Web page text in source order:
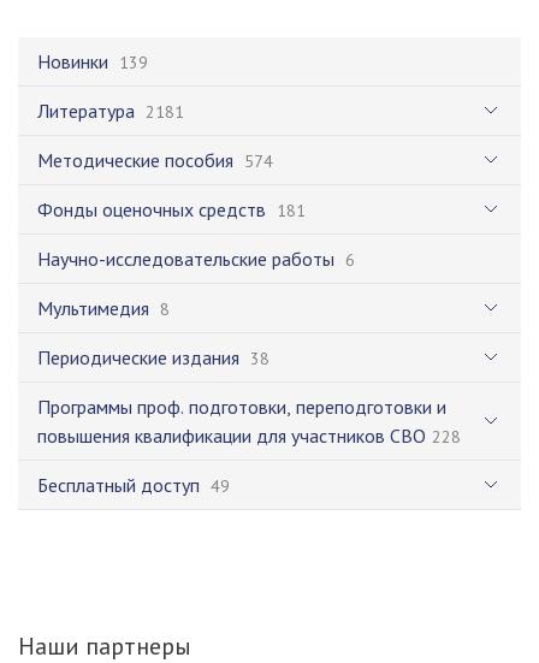
Новинки 139
Литература 2181
Методические пособия 574
Фонды оценочных средств 181
Научно-исследовательские работы 6
Мультимедия 8
Периодические издания 38
Программы проф. подготовки, переподготовки и
повышения квалификации для участников СВО 228
Бесплатный доступ 49
Наши партнеры